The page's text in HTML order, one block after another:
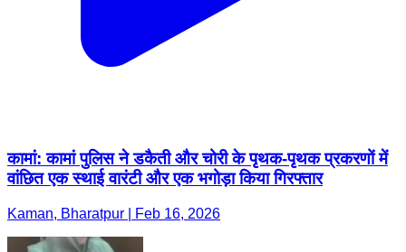
कामां: कामां पुलिस ने डकैती और चोरी के पृथक-पृथक प्रकरणों में
वांछित एक स्थाई वारंटी और एक भगोड़ा किया गिरफ्तार
Kaman, Bharatpur | Feb 16, 2026